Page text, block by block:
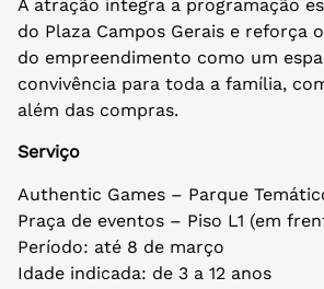
A atração integra a programação
do Plaza Campos Gerais e reforça
do empreendimento como um
convivência para toda a família,
além das compras.
Serviço
Authentic Games – Parque
Praça de eventos – Piso L1 (em
Período: até 8 de março
Idade indicada: de 3 a 12 anos